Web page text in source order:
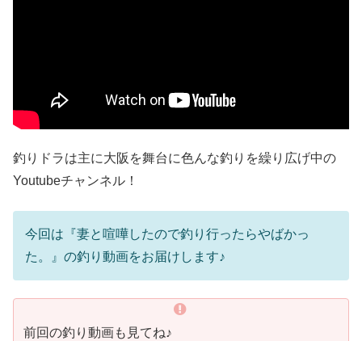
釣りドラは主に大阪を舞台に色んな釣りを繰り広げ中の
Youtubeチャンネル！
今回は『妻と喧嘩したので釣り行ったらやばかっ
た。』の釣り動画をお届けします♪
前回の釣り動画も見てね♪